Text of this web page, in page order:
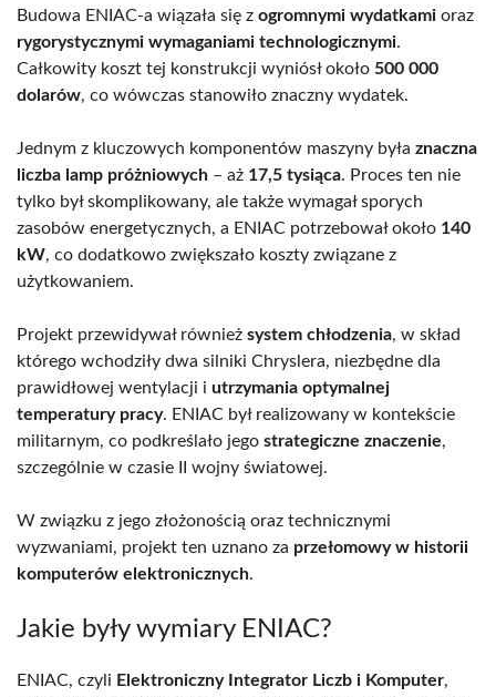
Budowa ENIAC-a wiązała się z ogromnymi wydatkami oraz
rygorystycznymi wymaganiami technologicznymi.
Całkowity koszt tej konstrukcji wyniósł około 500 000
dolarów, co wówczas stanowiło znaczny wydatek.
Jednym z kluczowych komponentów maszyny była znaczna
liczba lamp próżniowych – aż 17,5 tysiąca. Proces ten nie
tylko był skomplikowany, ale także wymagał sporych
zasobów energetycznych, a ENIAC potrzebował około 140
kW, co dodatkowo zwiększało koszty związane z
użytkowaniem.
Projekt przewidywał również system chłodzenia, w skład
którego wchodziły dwa silniki Chryslera, niezbędne dla
prawidłowej wentylacji i utrzymania optymalnej
temperatury pracy. ENIAC był realizowany w kontekście
militarnym, co podkreślało jego strategiczne znaczenie,
szczególnie w czasie II wojny światowej.
W związku z jego złożonością oraz technicznymi
wyzwaniami, projekt ten uznano za przełomowy w historii
komputerów elektronicznych.
Jakie były wymiary ENIAC?
ENIAC, czyli Elektroniczny Integrator Liczb i Komputer,